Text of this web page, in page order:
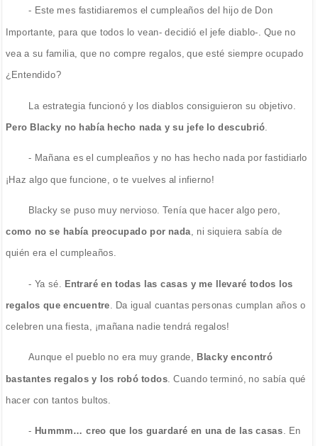
- Este mes fastidiaremos el cumpleaños del hijo de Don
Importante, para que todos lo vean- decidió el jefe diablo-. Que no
vea a su familia, que no compre regalos, que esté siempre ocupado
¿Entendido?
La estrategia funcionó y los diablos consiguieron su objetivo.
Pero Blacky no había hecho nada y su jefe lo descubrió
- Mañana es el cumpleaños y no has hecho nada por fastidiarlo
¡Haz algo que funcione, o te vuelves al infierno!
Blacky se puso muy nervioso. Tenía que hacer algo pero,
como no se había preocupado por nada , ni siquiera sabía de
quién era el cumpleaños.
- Ya sé. Entraré en todas las casas y me llevaré todos los
regalos que encuentre . Da igual cuantas personas cumplan años o
celebren una fiesta, ¡mañana nadie tendrá regalos!
Aunque el pueblo no era muy grande, Blacky encontró
bastantes regalos y los robó todos . Cuando terminó, no sabía qué
hacer con tantos bultos.
- Hummm… creo que los guardaré en una de las casas . En